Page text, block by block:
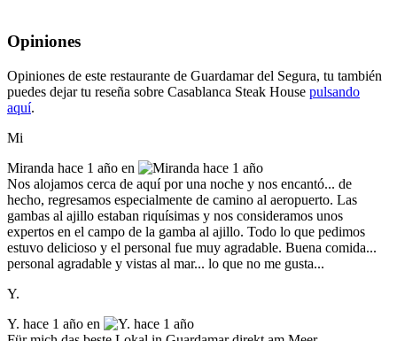
Opiniones
Opiniones de este restaurante de Guardamar del Segura, tu también
puedes dejar tu reseña sobre Casablanca Steak House pulsando
aquí.
Mi
Miranda hace 1 año en
Nos alojamos cerca de aquí por una noche y nos encantó... de
hecho, regresamos especialmente de camino al aeropuerto. Las
gambas al ajillo estaban riquísimas y nos consideramos unos
expertos en el campo de la gamba al ajillo. Todo lo que pedimos
estuvo delicioso y el personal fue muy agradable. Buena comida...
personal agradable y vistas al mar... lo que no me gusta...
Y.
Y. hace 1 año en